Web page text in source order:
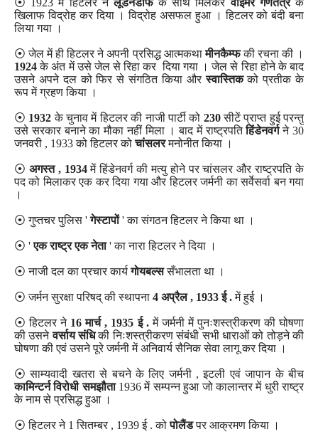
⦿ 1923 में हिटलर नेलूडेनडार्फके साथ मिलकरवाइमर गणतंत्रके
खिलाफ विद्रोह कर दिया । विद्रोह असफल हुआ । हिटलर को बंदी बना
लिया गया ।
⦿ जेल में ही हिटलर ने अपनी प्रसिद्ध आत्मकथामीनकैम्फकी रचना की ।
1924के अंत में उसे जेल से रिहा कर दिया गया । जेल से रिहा होने के बाद
उसने अपने दल को फिर से संगठित किया औरस्वास्तिकको प्रतीक के
रूप में ग्रहण किया ।
⦿ 1932 के चुनाव में हिटलर की नाजी पार्टी को 230सीटें प्राप्त हुई परन्तु
उसे सरकार बनाने का मौका नहीं मिला । बाद में राष्ट्रपतिहिंडेनवर्गने 30
जनवरी , 1933 को हिटलर कोचांसलरमनोनीत किया ।
⦿ अगस्त , 1934में हिंडेनवर्ग की मत्यु होने पर चांसलर और राष्ट्रपति के
पद को मिलाकर एक कर दिया गया और हिटलर जर्मनी का सर्वेसर्वा बन गया
।
⦿ गुप्तचर पुलिस 'गेस्टापों' का संगठन हिटलर ने किया था ।
⦿ 'एक राष्ट्र एक नेता' का नारा हिटलर ने दिया ।
⦿ नाजी दल का प्रचार कार्यगोयबल्ससँभालता था ।
⦿ जर्मन सुरक्षा परिषद् की स्थापना 4 अप्रैल , 1933 ई .में हुई ।
⦿ हिटलर ने 16 मार्च , 1935 ई .में जर्मनी में पुनःशस्त्रीकरण की घोषणा
की उसनेवर्साय संधिकी निःशस्त्रीकरण संबंधी सभी धाराओं को तोड़ने की
घोषणा की एवं उसने पूरे जर्मनी में अनिवार्य सैनिक सेवा लागू कर दिया ।
⦿ साम्यवादी खतरा से बचने के लिए जर्मनी , इटली एवं जापान के बीच
कामिन्टर्न विरोधी समझौता1936 में सम्पन्न हुआ जो कालान्तर में धुरी राष्ट्र
के नाम से प्रसिद्ध हुआ ।
⦿ हिटलर ने 1 सितम्बर , 1939 ई . कोपोलैंडपर आक्रमण किया ।